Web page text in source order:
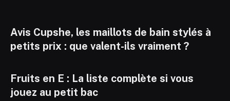
Avis Cupshe, les maillots de bain stylés à
petits prix : que valent-ils vraiment ?
Fruits en E : La liste complète si vous
jouez au petit bac